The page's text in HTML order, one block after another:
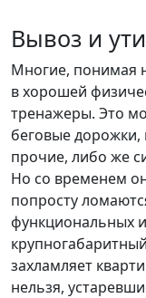
Вывоз и
Многие, понимая
в хорошей
тренажеры. Это
беговые дорожки,
прочие, либо же
Но со временем
попросту
функциональных
захламляет
нельзя,